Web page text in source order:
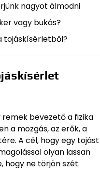
nagyot álmodni
vagy bukás?
tojáskísérletből?
bevezető a fizika
a mozgás, az erők, a
A cél, hogy egy tojást
olyan lassan
hogy ne törjön szét.